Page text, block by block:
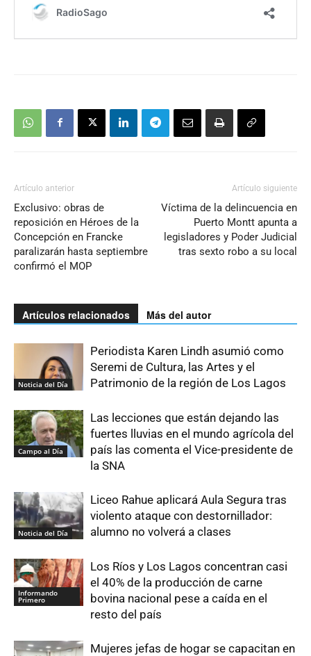
Artículo anterior
Exclusivo: obras de
reposición en Héroes de la
Concepción en Francke
paralizarán hasta septiembre
confirmó el MOP
Artículo siguiente
Víctima de la delincuencia en
Puerto Montt apunta a
legisladores y Poder Judicial
tras sexto robo a su local
Artículos relacionados Más del autor
Noticia del Día
Periodista Karen Lindh asumió como
Seremi de Cultura, las Artes y el
Patrimonio de la región de Los Lagos
Campo al Día
Las lecciones que están dejando las
fuertes lluvias en el mundo agrícola del
país las comenta el Vice-presidente de
la SNA
Noticia del Día
Liceo Rahue aplicará Aula Segura tras
violento ataque con destornillador:
alumno no volverá a clases
Informando
Primero
Los Ríos y Los Lagos concentran casi
el 40% de la producción de carne
bovina nacional pese a caída en el
resto del país
Mujeres jefas de hogar se capacitan en